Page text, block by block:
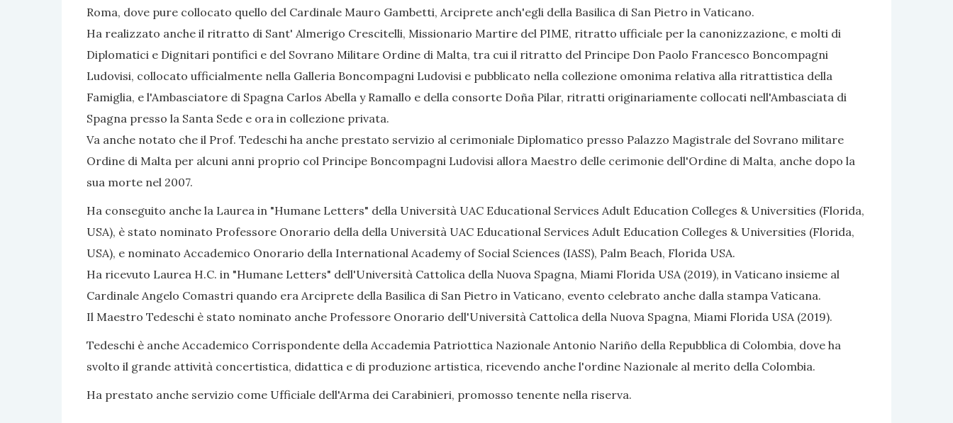
Roma, dove pure collocato quello del Cardinale Mauro Gambetti, Arciprete anch'egli della Basilica di San Pietro in Vaticano.
Ha realizzato anche il ritratto di Sant' Almerigo Crescitelli, Missionario Martire del PIME, ritratto ufficiale per la canonizzazione, e molti di
Diplomatici e Dignitari pontifici e del Sovrano Militare Ordine di Malta, tra cui il ritratto del Principe Don Paolo Francesco Boncompagni
Ludovisi, collocato ufficialmente nella Galleria Boncompagni Ludovisi e pubblicato nella collezione omonima relativa alla ritrattistica della
Famiglia, e l'Ambasciatore di Spagna Carlos Abella y Ramallo e della consorte Doña Pilar, ritratti originariamente collocati nell'Ambasciata di
Spagna presso la Santa Sede e ora in collezione privata.
Va anche notato che il Prof. Tedeschi ha anche prestato servizio al cerimoniale Diplomatico presso Palazzo Magistrale del Sovrano militare
Ordine di Malta per alcuni anni proprio col Principe Boncompagni Ludovisi allora Maestro delle cerimonie dell'Ordine di Malta, anche dopo la
sua morte nel 2007.
Ha conseguito anche la Laurea in "Humane Letters" della Università UAC Educational Services Adult Education Colleges & Universities (Florida,
USA), è stato nominato Professore Onorario della della Università UAC Educational Services Adult Education Colleges & Universities (Florida,
USA), e nominato Accademico Onorario della International Academy of Social Sciences (IASS), Palm Beach, Florida USA.
Ha ricevuto Laurea H.C. in "Humane Letters" dell'Università Cattolica della Nuova Spagna, Miami Florida USA (2019), in Vaticano insieme al
Cardinale Angelo Comastri quando era Arciprete della Basilica di San Pietro in Vaticano, evento celebrato anche dalla stampa Vaticana.
Il Maestro Tedeschi è stato nominato anche Professore Onorario dell'Università Cattolica della Nuova Spagna, Miami Florida USA (2019).
Tedeschi è anche Accademico Corrispondente della Accademia Patriottica Nazionale Antonio Nariño della Repubblica di Colombia, dove ha
svolto il grande attività concertistica, didattica e di produzione artistica, ricevendo anche l'ordine Nazionale al merito della Colombia.
Ha prestato anche servizio come Ufficiale dell'Arma dei Carabinieri, promosso tenente nella riserva.